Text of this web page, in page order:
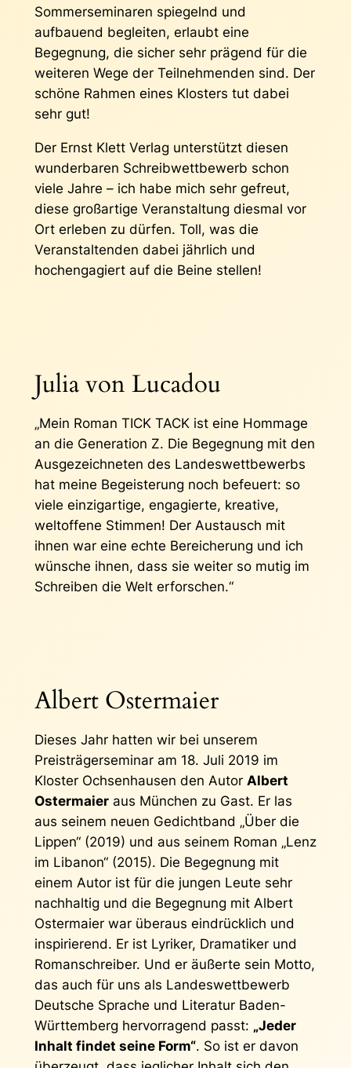
Sommerseminaren spiegelnd und
aufbauend begleiten, erlaubt eine
Begegnung, die sicher sehr prägend für die
weiteren Wege der Teilnehmenden sind. Der
schöne Rahmen eines Klosters tut dabei
sehr gut!
Der Ernst Klett Verlag unterstützt diesen
wunderbaren Schreibwettbewerb schon
viele Jahre – ich habe mich sehr gefreut,
diese großartige Veranstaltung diesmal vor
Ort erleben zu dürfen. Toll, was die
Veranstaltenden dabei jährlich und
hochengagiert auf die Beine stellen!
Julia von Lucadou
„Mein Roman TICK TACK ist eine Hommage
an die Generation Z. Die Begegnung mit den
Ausgezeichneten des Landeswettbewerbs
hat meine Begeisterung noch befeuert: so
viele einzigartige, engagierte, kreative,
weltoffene Stimmen! Der Austausch mit
ihnen war eine echte Bereicherung und ich
wünsche ihnen, dass sie weiter so mutig im
Schreiben die Welt erforschen.“
Albert Ostermaier
Dieses Jahr hatten wir bei unserem
Preisträgerseminar am 18. Juli 2019 im
Kloster Ochsenhausen den Autor Albert
Ostermaieraus München zu Gast. Er las
aus seinem neuen Gedichtband „Über die
Lippen“ (2019) und aus seinem Roman „Lenz
im Libanon“ (2015). Die Begegnung mit
einem Autor ist für die jungen Leute sehr
nachhaltig und die Begegnung mit Albert
Ostermaier war überaus eindrücklich und
inspirierend. Er ist Lyriker, Dramatiker und
Romanschreiber. Und er äußerte sein Motto,
das auch für uns als Landeswettbewerb
Deutsche Sprache und Literatur Baden-
Württemberg hervorragend passt: „Jeder
Inhalt findet seine Form“. So ist er davon